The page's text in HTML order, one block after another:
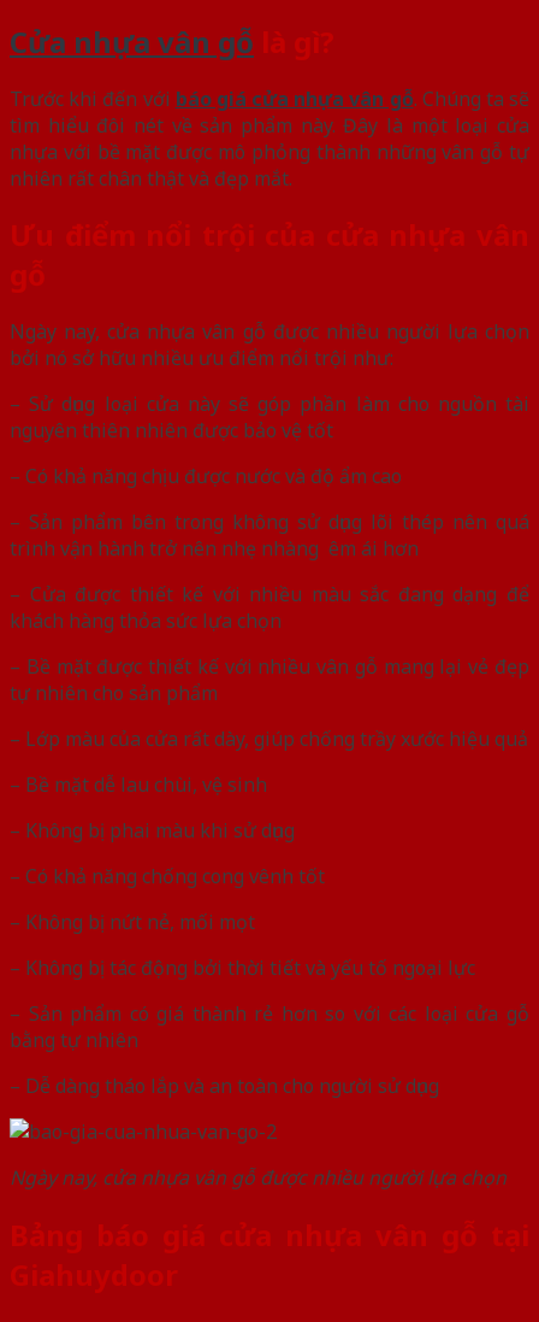
Cửa nhựa vân gỗ là gì?
Trước khi đến với báo giá cửa nhựa vân gỗ. Chúng ta sẽ
tìm hiểu đôi nét về sản phẩm này. Đây là một loại cửa
nhựa với bề mặt được mô phỏng thành những vân gỗ tự
nhiên rất chân thật và đẹp mắt.
Ưu điểm nổi trội của cửa nhựa vân
gỗ
Ngày nay, cửa nhựa vân gỗ được nhiều người lựa chọn
bởi nó sở hữu nhiều ưu điểm nổi trội như:
– Sử dụng loại cửa này sẽ góp phần làm cho nguồn tài
nguyên thiên nhiên được bảo vệ tốt
– Có khả năng chịu được nước và độ ẩm cao
– Sản phẩm bên trong không sử dụng lõi thép nên quá
trình vận hành trở nên nhẹ nhàng êm ái hơn
– Cửa được thiết kế với nhiều màu sắc đang dạng để
khách hàng thỏa sức lựa chọn
– Bề mặt được thiết kế với nhiều vân gỗ mang lại vẻ đẹp
tự nhiên cho sản phẩm
– Lớp màu của cửa rất dày, giúp chống trầy xước hiệu quả
– Bề mặt dễ lau chùi, vệ sinh
– Không bị phai màu khi sử dụng
– Có khả năng chống cong vênh tốt
– Không bị nứt nẻ, mối mọt
– Không bị tác động bởi thời tiết và yếu tố ngoại lực
– Sản phẩm có giá thành rẻ hơn so với các loại cửa gỗ
bằng tự nhiên
– Dễ dàng tháo lắp và an toàn cho người sử dụng
Ngày nay, cửa nhựa vân gỗ được nhiều người lựa chọn
Bảng báo giá cửa nhựa vân gỗ tại
Giahuydoor